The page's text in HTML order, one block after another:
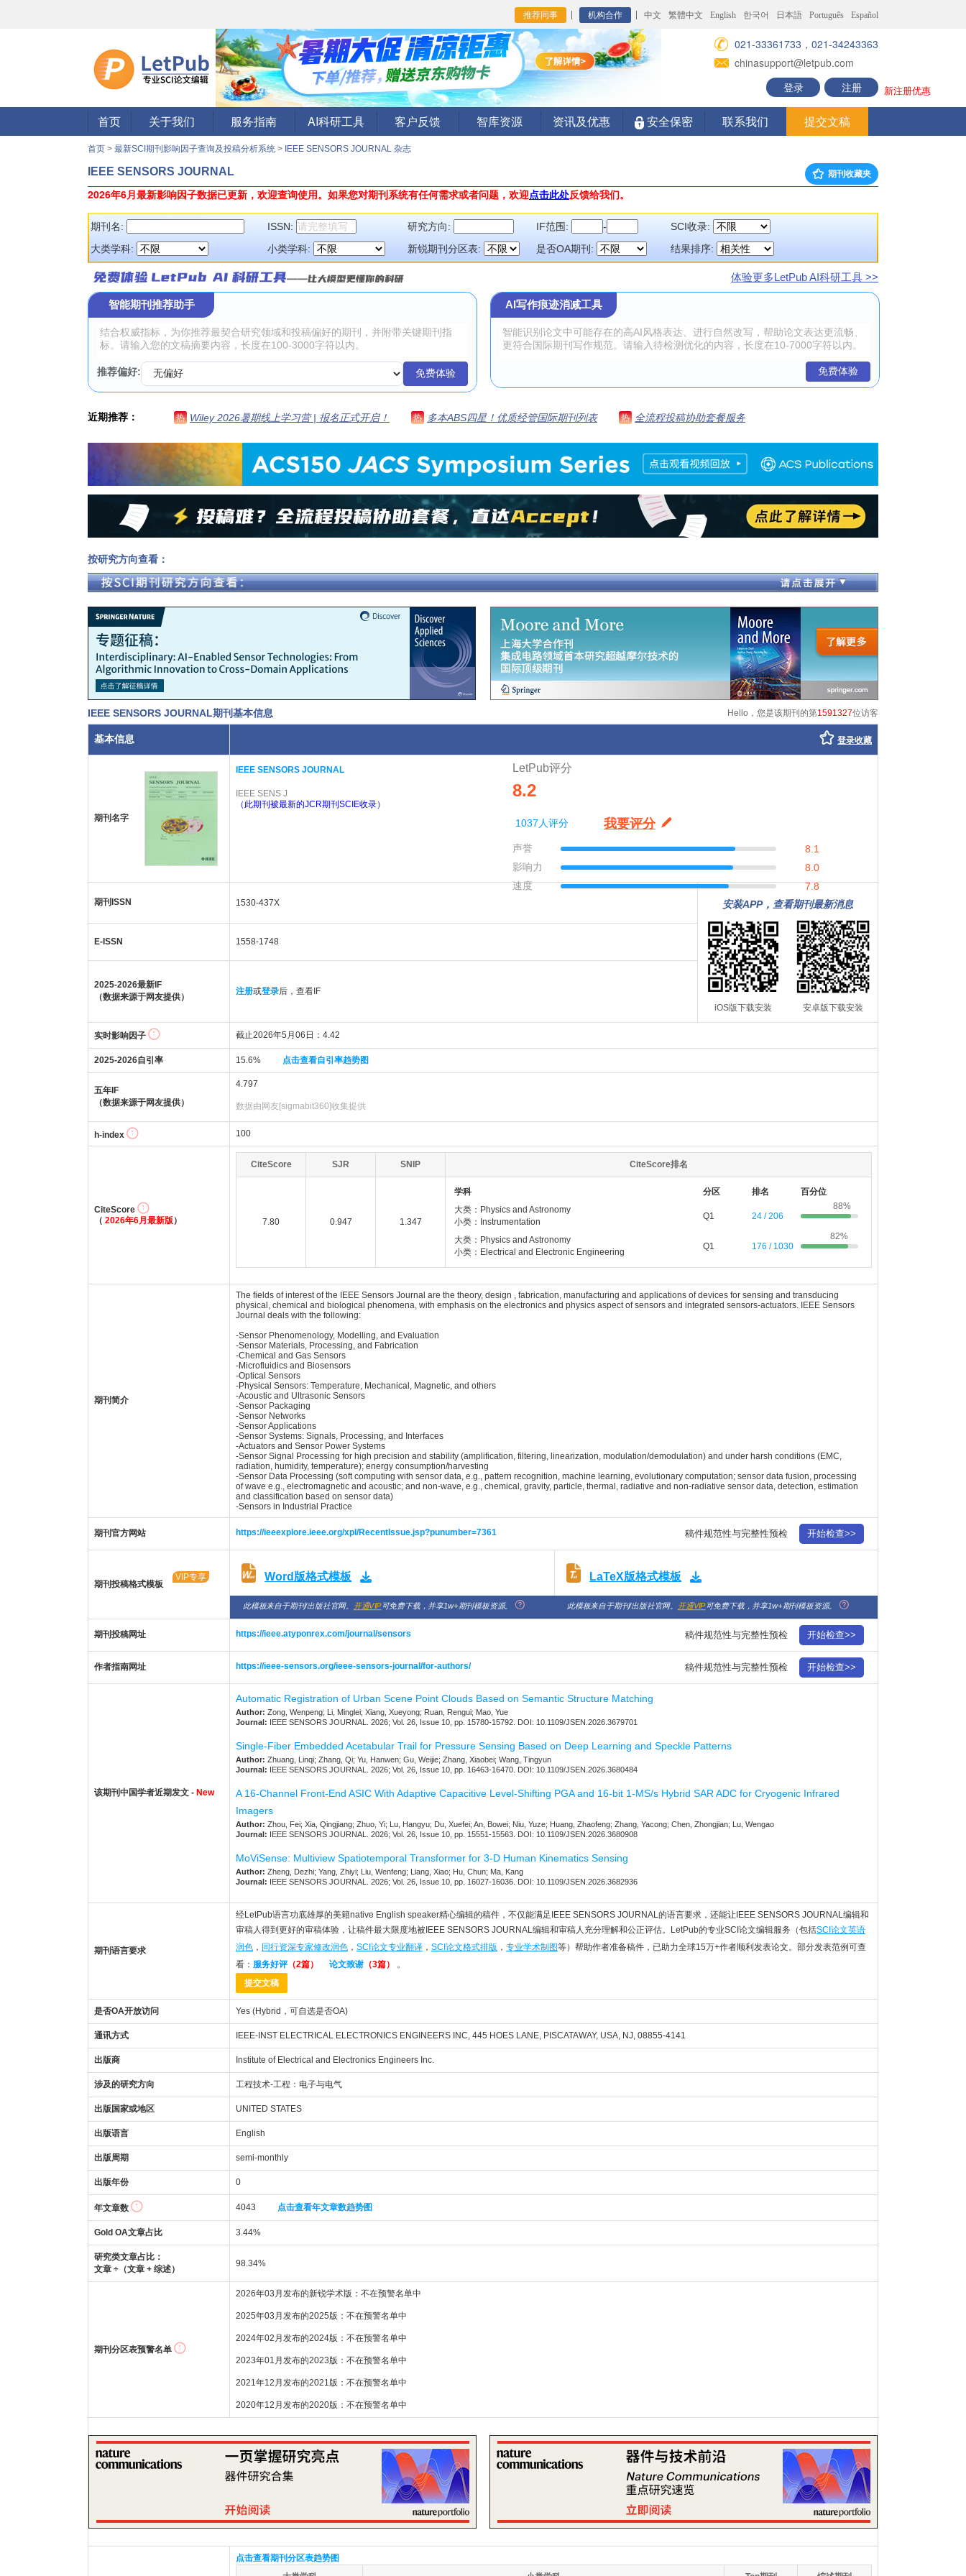
推荐同事 机构合作 中文 繁體中文 English 한국어 日本語 Português Español
021-33361733，021-34243363
chinasupport@letpub.com
登录
注册 新注册优惠
首页 关于我们 服务指南 AI科研工具 客户反馈 智库资源 资讯及优惠 安全保密 联系我们 提交文稿
首页 > 最新SCI期刊影响因子查询及投稿分析系统 > IEEE SENSORS JOURNAL 杂志
IEEE SENSORS JOURNAL 期刊收藏夹
2026年6月最新影响因子数据已更新，欢迎查询使用。 如果您对期刊系统有任何需求或者问题，欢迎点击此处反馈给我们。
期刊名: ISSN: 研究方向: IF范围: -
SCI收录:
大类学科:
小类学科: 新锐期刊分区表: 是否OA期刊: 结果排序:
体验更多LetPub AI科研工具 >>
智能期刊推荐助手
推荐偏好: 免费体验
AI写作痕迹消减工具
免费体验
近期推荐： 热 Wiley 2026暑期线上学习营 | 报名正式开启！ 热 多本ABS四星！优质经管国际期刊列表 热 全流程投稿协助套餐服务
按研究方向查看：
IEEE SENSORS JOURNAL期刊基本信息 Hello，您是该期刊的第1591327位访客
基本信息 登录收藏
期刊名字
IEEE SENSORS JOURNAL
IEEE SENS J
（此期刊被最新的JCR期刊SCIE收录）
LetPub评分
8.2
1037人评分 我要评分
声誉
8.1
影响力
8.0
速度
7.8
期刊ISSN 1530-437X 安装APP，查看期刊最新消息
iOS版下载安装 安卓版下载安装
E-ISSN 1558-1748
2025-2026最新IF
（数据来源于网友提供）
注册或登录后，查看IF
实时影响因子 截止2026年5月06日：4.42
2025-2026自引率 15.6% 点击查看自引率趋势图
五年IF
（数据来源于网友提供）
4.797
数据由网友[sigmabit360]收集提供
h-index 100
CiteScore
（ 2026年6月最新版）
CiteScore SJR SNIP CiteScore排名
7.80 0.947 1.347
学科 分区 排名
百分位
大类：Physics and Astronomy
小类：Instrumentation
Q1 24 / 206
88%
大类：Physics and Astronomy
小类：Electrical and Electronic Engineering
Q1 176 / 1030
82%
期刊简介
The fields of interest of the IEEE Sensors Journal are the theory, design , fabrication, manufacturing and applications of devices for sensing and transducing
physical, chemical and biological phenomena, with emphasis on the electronics and physics aspect of sensors and integrated sensors-actuators. IEEE Sensors
Journal deals with the following:
-Sensor Phenomenology, Modelling, and Evaluation
-Sensor Materials, Processing, and Fabrication
-Chemical and Gas Sensors
-Microfluidics and Biosensors
-Optical Sensors
-Physical Sensors: Temperature, Mechanical, Magnetic, and others
-Acoustic and Ultrasonic Sensors
-Sensor Packaging
-Sensor Networks
-Sensor Applications
-Sensor Systems: Signals, Processing, and Interfaces
-Actuators and Sensor Power Systems
-Sensor Signal Processing for high precision and stability (amplification, filtering, linearization, modulation/demodulation) and under harsh conditions (EMC,
radiation, humidity, temperature); energy consumption/harvesting
-Sensor Data Processing (soft computing with sensor data, e.g., pattern recognition, machine learning, evolutionary computation; sensor data fusion, processing
of wave e.g., electromagnetic and acoustic; and non-wave, e.g., chemical, gravity, particle, thermal, radiative and non-radiative sensor data, detection, estimation
and classification based on sensor data)
-Sensors in Industrial Practice
期刊官方网站 https://ieeexplore.ieee.org/xpl/RecentIssue.jsp?punumber=7361 稿件规范性与完整性预检 开始检查>>
期刊投稿格式模板
VIP专享 Word版格式模板 LaTeX版格式模板
此模板来自于期刊/出版社官网。 开通VIP可免费下载，并享1w+期刊模板资源。 此模板来自于期刊/出版社官网。 开通VIP可免费下载，并享1w+期刊模板资源。
期刊投稿网址 https://ieee.atyponrex.com/journal/sensors 稿件规范性与完整性预检 开始检查>>
作者指南网址 https://ieee-sensors.org/ieee-sensors-journal/for-authors/ 稿件规范性与完整性预检 开始检查>>
该期刊中国学者近期发文 - New
Automatic Registration of Urban Scene Point Clouds Based on Semantic Structure Matching
Author: Zong, Wenpeng; Li, Minglei; Xiang, Xueyong; Ruan, Rengui; Mao, Yue
Journal: IEEE SENSORS JOURNAL. 2026; Vol. 26, Issue 10, pp. 15780-15792. DOI: 10.1109/JSEN.2026.3679701
Single-Fiber Embedded Acetabular Trail for Pressure Sensing Based on Deep Learning and Speckle Patterns
Author: Zhuang, Linqi; Zhang, Qi; Yu, Hanwen; Gu, Weijie; Zhang, Xiaobei; Wang, Tingyun
Journal: IEEE SENSORS JOURNAL. 2026; Vol. 26, Issue 10, pp. 16463-16470. DOI: 10.1109/JSEN.2026.3680484
A 16-Channel Front-End ASIC With Adaptive Capacitive Level-Shifting PGA and 16-bit 1-MS/s Hybrid SAR ADC for Cryogenic Infrared
Imagers
Author: Zhou, Fei; Xia, Qingjiang; Zhuo, Yi; Lu, Hangyu; Du, Xuefei; An, Bowei; Niu, Yuze; Huang, Zhaofeng; Zhang, Yacong; Chen, Zhongjian; Lu, Wengao
Journal: IEEE SENSORS JOURNAL. 2026; Vol. 26, Issue 10, pp. 15551-15563. DOI: 10.1109/JSEN.2026.3680908
MoViSense: Multiview Spatiotemporal Transformer for 3-D Human Kinematics Sensing
Author: Zheng, Dezhi; Yang, Zhiyi; Liu, Wenfeng; Liang, Xiao; Hu, Chun; Ma, Kang
Journal: IEEE SENSORS JOURNAL. 2026; Vol. 26, Issue 10, pp. 16027-16036. DOI: 10.1109/JSEN.2026.3682936
期刊语言要求
经LetPub语言功底雄厚的美籍native English speaker精心编辑的稿件，不仅能满足IEEE SENSORS JOURNAL的语言要求，还能让IEEE SENSORS JOURNAL编辑和
审稿人得到更好的审稿体验，让稿件最大限度地被IEEE SENSORS JOURNAL编辑和审稿人充分理解和公正评估。LetPub的专业SCI论文编辑服务（包括SCI论文英语
润色 ， 同行资深专家修改润色 ， SCI论文专业翻译 ， SCI论文格式排版 ， 专业学术制图等）帮助作者准备稿件，已助力全球15万+作者顺利发表论文。部分发表范例可查
看： 服务好评 （2篇） 论文致谢 （3篇）
。
提交文稿
是否OA开放访问 Yes (Hybrid，可自选是否OA)
通讯方式 IEEE-INST ELECTRICAL ELECTRONICS ENGINEERS INC, 445 HOES LANE, PISCATAWAY, USA, NJ, 08855-4141
出版商 Institute of Electrical and Electronics Engineers Inc.
涉及的研究方向 工程技术-工程：电子与电气
出版国家或地区 UNITED STATES
出版语言 English
出版周期 semi-monthly
出版年份 0
年文章数 4043 点击查看年文章数趋势图
Gold OA文章占比 3.44%
研究类文章占比：
文章 ÷（文章 + 综述）
98.34%
期刊分区表预警名单
2026年03月发布的新锐学术版：不在预警名单中
2025年03月发布的2025版：不在预警名单中
2024年02月发布的2024版：不在预警名单中
2023年01月发布的2023版：不在预警名单中
2021年12月发布的2021版：不在预警名单中
2020年12月发布的2020版：不在预警名单中
点击查看期刊分区表趋势图